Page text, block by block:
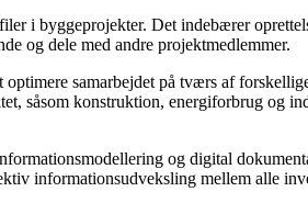
i byggeprojekter. Det indebærer
og dele med andre projektmedlemmer.
optimere samarbejdet på tværs af
såsom konstruktion, energiforbrug og
og digital
informationsudveksling mellem alle